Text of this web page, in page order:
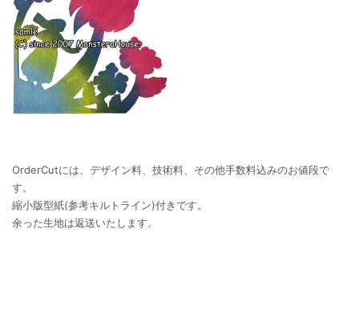
OrderCutには、デザイン料、技術料、その他手数料込みのお値段で
す。
縮小版型紙(参考キルトライン)付きです。
余った生地は返送いたします。